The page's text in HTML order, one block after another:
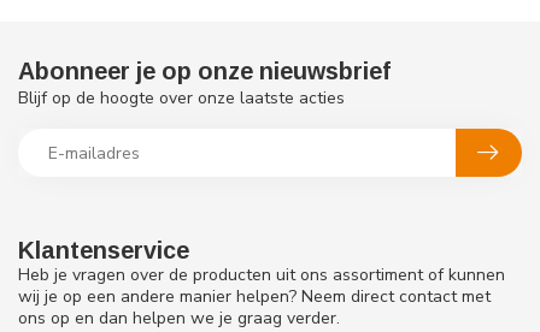
Klantenservice
Heb je vragen over de producten uit ons assortiment of kunnen
wij je op een andere manier helpen? Neem direct contact met
ons op en dan helpen we je graag verder.
Abonneer je op onze nieuwsbrief
Blijf op de hoogte over onze laatste acties